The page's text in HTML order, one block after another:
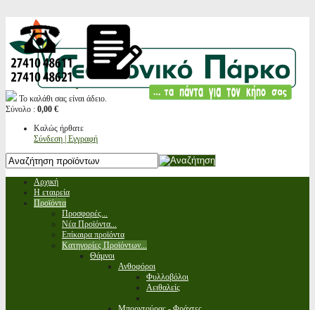
Το καλάθι σας είναι άδειο.
Σύνολο : 0,00 €
Καλώς ήρθατε
Σύνδεση | Εγγραφή
Αρχική
Η εταιρεία
Προϊόντα
Προσφορές...
Νέα Προϊόντα...
Επίκαιρα προϊόντα
Κατηγορίες Προϊόντων...
Θάμνοι
Ανθοφόροι
Φυλλοβόλοι
Αειθαλείς